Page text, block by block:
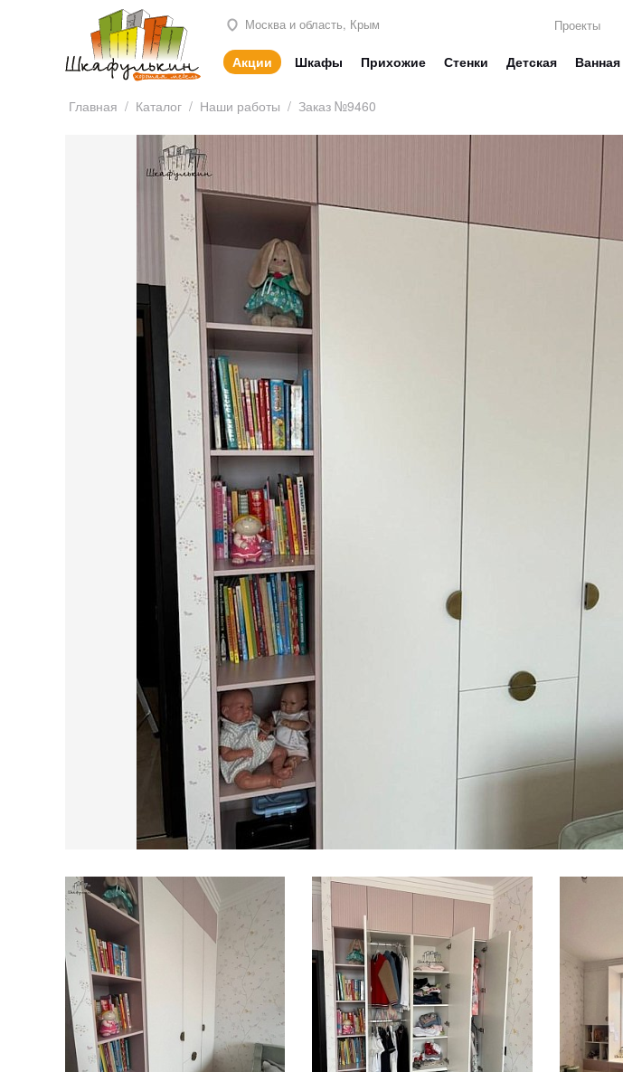
Москва и область, Крым Проекты
Акции Шкафы Прихожие Стенки Детская Ванная
Главная / Каталог / Наши работы / Заказ №9460